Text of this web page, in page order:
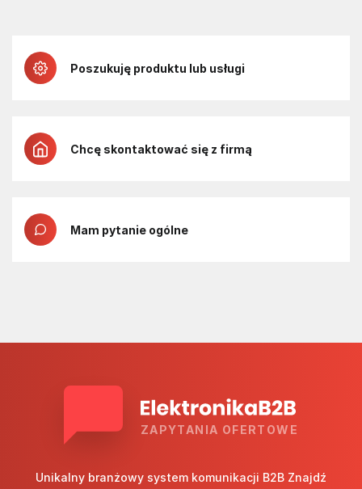
Poszukuję produktu lub usługi
Chcę skontaktować się z firmą
Mam pytanie ogólne
ZAPYTANIA OFERTOWE
Unikalny branżowy system komunikacji B2B Znajdź